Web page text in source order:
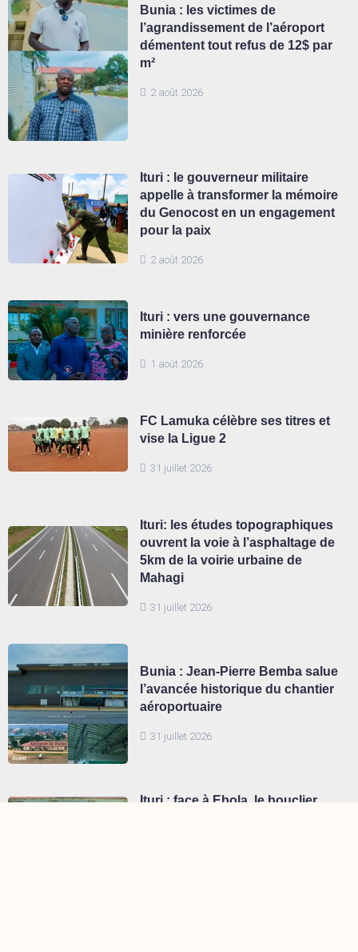
2 août 2026
Bunia : les victimes de
l’agrandissement de l’aéroport
démentent tout refus de 12$ par
m²
2 août 2026
Ituri : le gouverneur militaire
appelle à transformer la mémoire
du Genocost en un engagement
pour la paix
1 août 2026
Ituri : vers une gouvernance
minière renforcée
31 juillet 2026
FC Lamuka célèbre ses titres et
vise la Ligue 2
31 juillet 2026
Ituri: les études topographiques
ouvrent la voie à l’asphaltage de
5km de la voirie urbaine de
Mahagi
31 juillet 2026
Bunia : Jean-Pierre Bemba salue
l’avancée historique du chantier
aéroportuaire
Ituri : face à Ebola, le bouclier